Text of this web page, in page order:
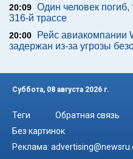
20:09 Один человек
316-й трассе
20:00
Рейс авиакомпании
задержан из-за угрозы
Суббота, 08 августа 2026 г.
Теги Обратная связь
Без картинок
Реклама: